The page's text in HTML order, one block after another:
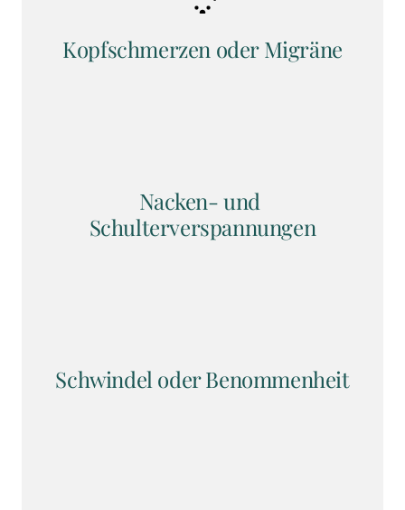
Kopfschmerzen oder Migräne
Nacken- und
Schulterverspannungen
Schwindel oder Benommenheit